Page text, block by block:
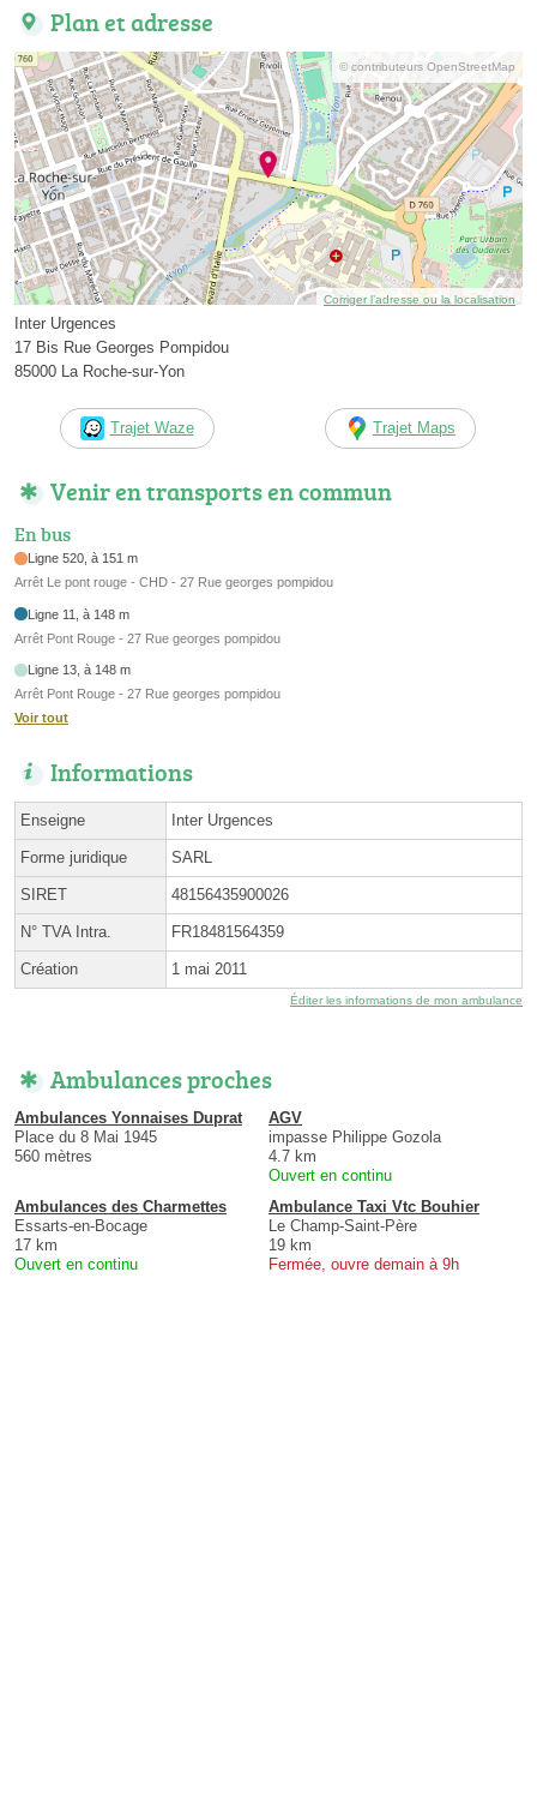
Plan et adresse
© contributeurs OpenStreetMap
Corriger l’adresse ou la localisation
Inter Urgences
17 Bis Rue Georges Pompidou
85000 La Roche-sur-Yon
Trajet Waze Trajet Maps
Venir en transports en commun
En bus
Ligne 520, à 151 m
Arrêt Le pont rouge - CHD - 27 Rue georges pompidou
Ligne 11, à 148 m
Arrêt Pont Rouge - 27 Rue georges pompidou
Ligne 13, à 148 m
Arrêt Pont Rouge - 27 Rue georges pompidou
Voir tout
Informations
Enseigne Inter Urgences
Forme juridique SARL
SIRET 48156435900026
N° TVA Intra. FR18481564359
Création 1 mai 2011
Éditer les informations de mon ambulance
Ambulances proches
Ambulances Yonnaises Duprat
Place du 8 Mai 1945
560 mètres
AGV
impasse Philippe Gozola
4.7 km
Ouvert en continu
Ambulances des Charmettes
Essarts-en-Bocage
17 km
Ouvert en continu
Ambulance Taxi Vtc Bouhier
Le Champ-Saint-Père
19 km
Fermée, ouvre demain à 9h